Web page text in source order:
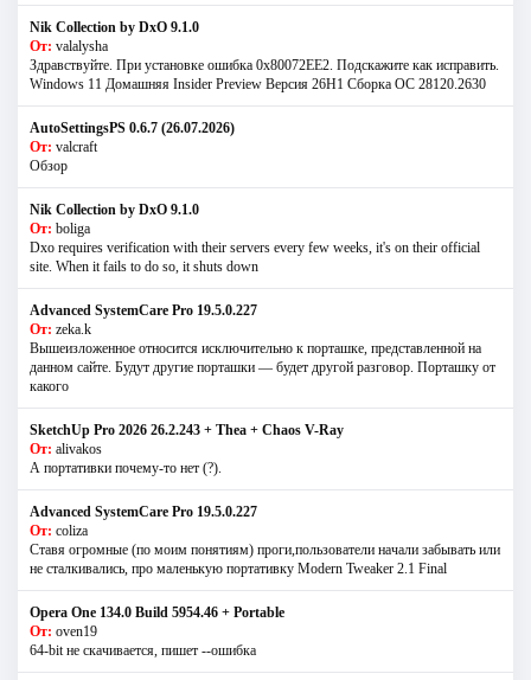
Nik Collection by DxO 9.1.0
От: valalysha
Здравствуйте. При установке ошибка 0х80072EE2. Подскажите как исправить.
Windows 11 Домашняя Insider Preview Версия 26H1 Сборка ОС 28120.2630
AutoSettingsPS 0.6.7 (26.07.2026)
От: valcraft
Обзор
Nik Collection by DxO 9.1.0
От: boliga
Dxo requires verification with their servers every few weeks, it's on their official
site. When it fails to do so, it shuts down
Advanced SystemCare Pro 19.5.0.227
От: zeka.k
Вышеизложенное относится исключительно к порташке, представленной на
данном сайте. Будут другие порташки — будет другой разговор. Порташку от
какого
SketchUp Pro 2026 26.2.243 + Thea + Chaos V-Ray
От: alivakos
А портативки почему-то нет (?).
Advanced SystemCare Pro 19.5.0.227
От: coliza
Ставя огромные (по моим понятиям) проги,пользователи начали забывать или
не сталкивались, про маленькую портативку Modern Tweaker 2.1 Final
Opera One 134.0 Build 5954.46 + Portable
От: oven19
64-bit не скачивается, пишет --ошибка